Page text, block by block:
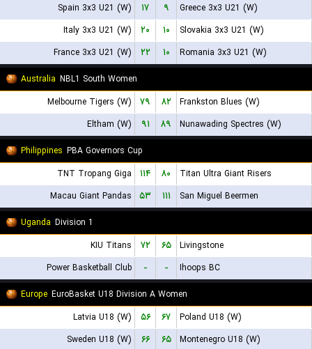
Spain 3x3 U21 (W)
۱۷ ۹
Greece 3x3 U21 (W)
Italy 3x3 U21 (W)
۲۰ ۱۰
Slovakia 3x3 U21 (W)
France 3x3 U21 (W)
۲۲ ۱۰
Romania 3x3 U21 (W)
Australia NBL1 South Women
Melbourne Tigers (W)
۷۹ ۸۲
Frankston Blues (W)
Eltham (W)
۹۱ ۸۹
Nunawading Spectres (W)
Philippines PBA Governors Cup
TNT Tropang Giga
۱۱۴ ۸۰
Titan Ultra Giant Risers
Macau Giant Pandas
۵۳ ۱۱۱
San Miguel Beermen
Uganda Division 1
KIU Titans
۷۲ ۶۵
Livingstone
Power Basketball Club
- -
Ihoops BC
Europe EuroBasket U18 Division A Women
Latvia U18 (W)
۵۶ ۶۷
Poland U18 (W)
Sweden U18 (W)
۶۶ ۶۵ Montenegro U18 (W)